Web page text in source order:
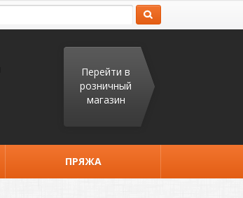
Перейти в
розничный
магазин
ПРЯЖА